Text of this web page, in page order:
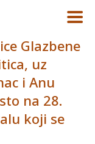
Glazbene
uz
i Anu
na 28.
koji se